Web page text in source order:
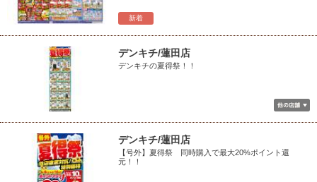
新着
デンキチ/蓮田店
デンキチの夏得祭！！
デンキチ/蓮田店
【号外】夏得祭 同時購入で最大20%ポイント還
元！！